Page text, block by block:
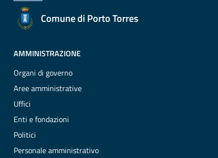
Comune di Porto Torres
AMMINISTRAZIONE
Organi di governo
Aree amministrative
Uffici
Enti e fondazioni
Politici
Personale amministrativo